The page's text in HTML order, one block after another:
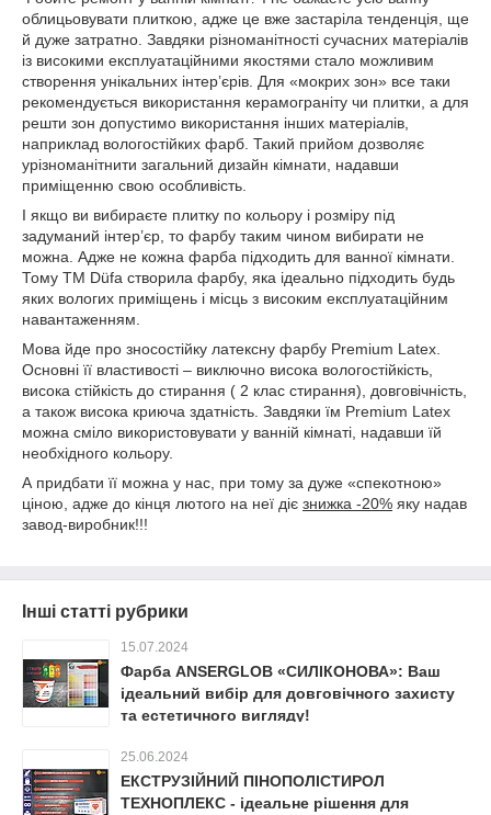
облицьовувати плиткою, адже це вже застаріла тенденція, ще
й дуже затратно. Завдяки різноманітності сучасних матеріалів
із високими експлуатаційними якостями стало можливим
створення унікальних інтер’єрів. Для «мокрих зон» все таки
рекомендується використання керамограніту чи плитки, а для
решти зон допустимо використання інших матеріалів,
наприклад вологостійких фарб. Такий прийом дозволяє
урізноманітнити загальний дизайн кімнати, надавши
приміщенню свою особливість.
І якщо ви вибираєте плитку по кольору і розміру під
задуманий інтер’єр, то фарбу таким чином вибирати не
можна. Адже не кожна фарба підходить для ванної кімнати.
Тому ТМ Düfa створила фарбу, яка ідеально підходить будь
яких вологих приміщень і місць з високим експлуатаційним
навантаженням.
Мова йде про зносостійку латексну фарбу Premium Latex.
Основні її властивості – виключно висока вологостійкість,
висока стійкість до стирання ( 2 клас стирання), довговічність,
а також висока криюча здатність. Завдяки їм Premium Latex
можна сміло використовувати у ванній кімнаті, надавши їй
необхідного кольору.
А придбати її можна у нас, при тому за дуже «спекотною»
ціною, адже до кінця лютого на неї діє знижка -20% яку надав
завод-виробник!!!
Інші статті рубрики
15.07.2024
Фарба ANSERGLOB «СИЛІКОНОВА»: Ваш
ідеальний вибір для довговічного захисту
та естетичного вигляду!
25.06.2024
ЕКСТРУЗІЙНИЙ ПІНОПОЛІСТИРОЛ
ТЕХНОПЛЕКС - ідеальне рішення для